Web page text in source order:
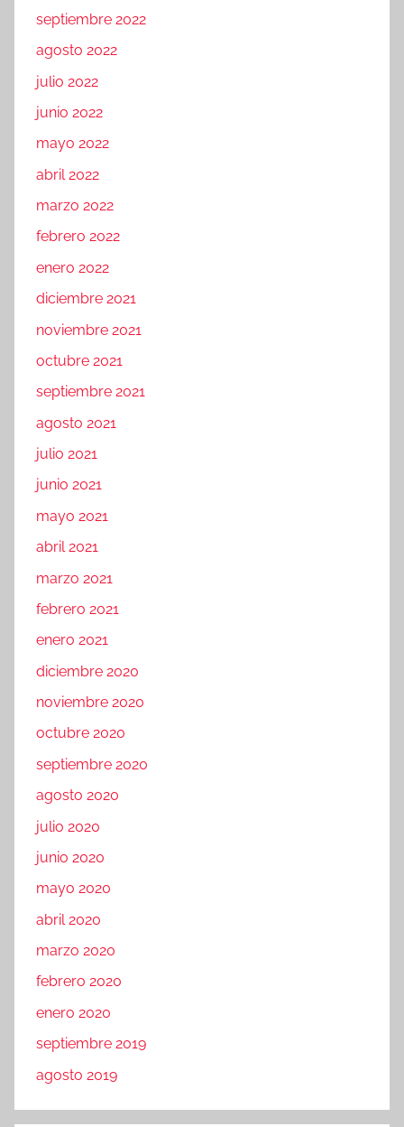
septiembre 2022
agosto 2022
julio 2022
junio 2022
mayo 2022
abril 2022
marzo 2022
febrero 2022
enero 2022
diciembre 2021
noviembre 2021
octubre 2021
septiembre 2021
agosto 2021
julio 2021
junio 2021
mayo 2021
abril 2021
marzo 2021
febrero 2021
enero 2021
diciembre 2020
noviembre 2020
octubre 2020
septiembre 2020
agosto 2020
julio 2020
junio 2020
mayo 2020
abril 2020
marzo 2020
febrero 2020
enero 2020
septiembre 2019
agosto 2019